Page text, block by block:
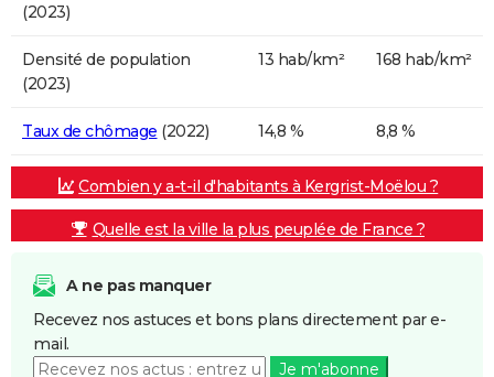
(2023)
Densité de population
(2023)
13 hab/km² 168 hab/km²
Taux de chômage (2022) 14,8 % 8,8 %
Combien y a-t-il d'habitants à Kergrist-Moëlou ?
Quelle est la ville la plus peuplée de France ?
A ne pas manquer
Recevez nos astuces et bons plans directement par e-
mail.
Je m'abonne